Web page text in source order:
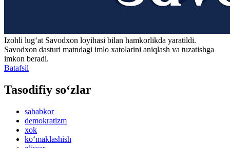
Izohli lugʻat Savodxon loyihasi bilan hamkorlikda yaratildi.
Savodxon dasturi matndagi imlo xatolarini aniqlash va tuzatishga
imkon beradi.
Batafsil
Tasodifiy so‘zlar
sababkor
demokratizm
xok
ko‘maklashish